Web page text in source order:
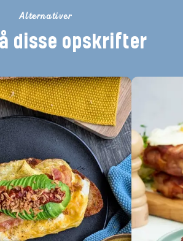
Alternativer
disse opskrifter